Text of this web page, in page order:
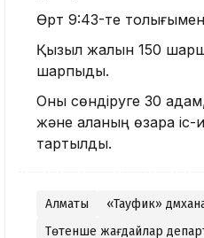
Өрт 9:43-те
Қызыл жалын 150
шарпыды.
Оны сөндіруге 30 адам,
және қаланың өзара іс-
тартылды.
Алматы
«Тауфик»
Төтенше жағдайлар